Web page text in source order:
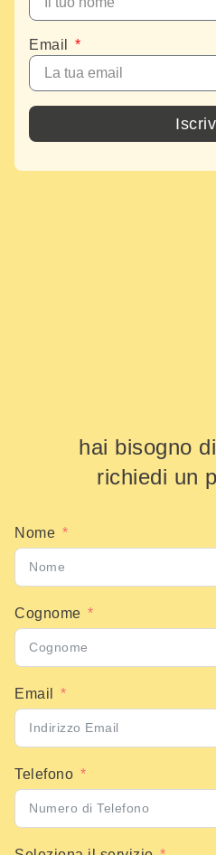
Email
hai bisogno
richiedi un
Nome
Cognome
Email
Telefono